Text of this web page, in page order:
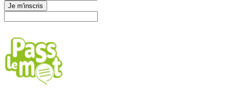
Je m'inscris